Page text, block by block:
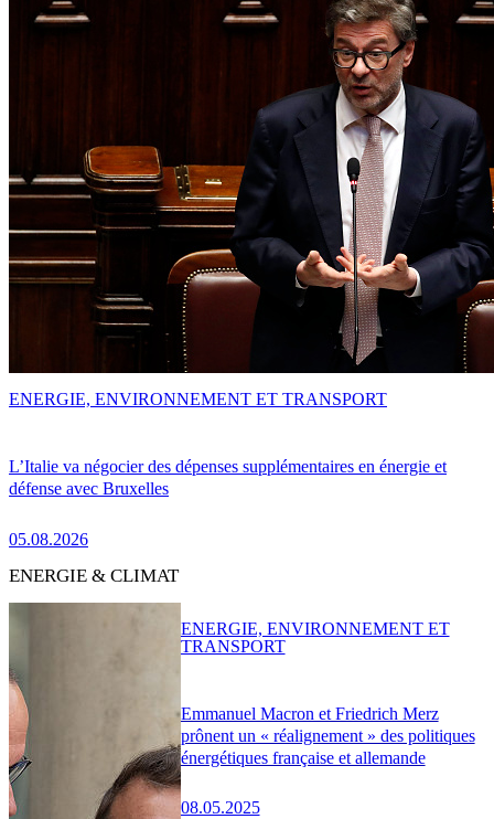
L’Italie va négocier des dépenses supplémentaires en énergie et
défense avec Bruxelles
05.08.2026
ENERGIE, ENVIRONNEMENT ET TRANSPORT
ENERGIE & CLIMAT
Emmanuel Macron et Friedrich Merz
prônent un « réalignement » des politiques
énergétiques française et allemande
08.05.2025
ENERGIE, ENVIRONNEMENT ET
TRANSPORT